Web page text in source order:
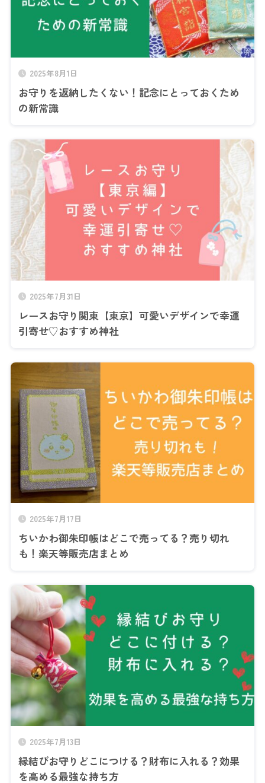
2025年8月1日
お守りを返納したくない！記念にとっておくため
の新常識
2025年7月31日
レースお守り関東【東京】可愛いデザインで幸運
引寄せ♡おすすめ神社
2025年7月17日
ちいかわ御朱印帳はどこで売ってる？売り切れ
も！楽天等販売店まとめ
2025年7月13日
縁結びお守りどこにつける？財布に入れる？効果
を高める最強な持ち方